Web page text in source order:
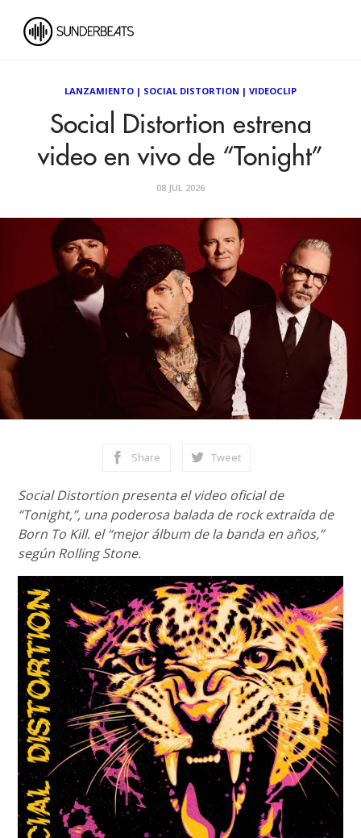
LANZAMIENTO | SOCIAL DISTORTION | VIDEOCLIP
Social Distortion estrena
video en vivo de “Tonight”
08 JUL 2026
Share Tweet
Social Distortion presenta el video oficial de
“Tonight,”, una poderosa balada de rock extraída de
Born To Kill. el “mejor álbum de la banda en años,”
según Rolling Stone.